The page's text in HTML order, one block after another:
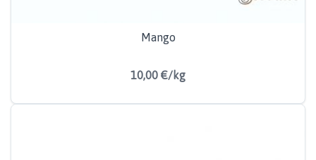
Mango
10,00 €/kg